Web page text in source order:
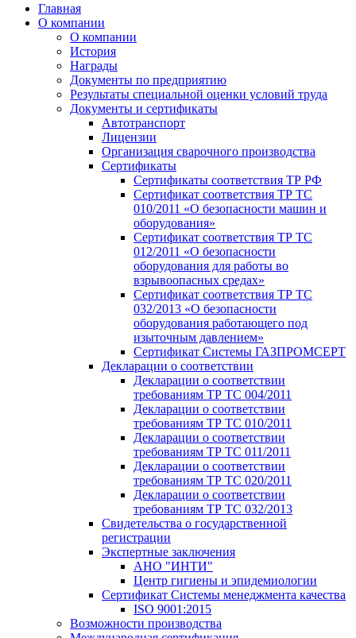
Главная
О компании
О компании
История
Награды
Документы по предприятию
Результаты специальной оценки условий труда
Документы и сертификаты
Автотранспорт
Лицензии
Организация сварочного производства
Cертификаты
Сертификаты соответствия ТР РФ
Сертификат соответствия ТР ТС
010/2011 «О безопасности машин и
оборудования»
Сертификат соответствия ТР ТС
012/2011 «О безопасности
оборудования для работы во
взрывоопасных средах»
Сертификат соответствия ТР ТС
032/2013 «О безопасности
оборудования работающего под
изыточным давлением»
Сертификат Системы ГАЗПРОМСЕРТ
Декларации о соответствии
Декларации о соответствии
требованиям ТР ТС 004/2011
Декларации о соответствии
требованиям ТР ТС 010/2011
Декларации о соответствии
требованиям ТР ТС 011/2011
Декларации о соответствии
требованиям ТР ТС 020/2011
Декларации о соответствии
требованиям ТР ТС 032/2013
Свидетельства о государственной
регистрации
Экспертные заключения
АНО "ИНТИ"
Центр гигиены и эпидемиологии
Сертификат Системы менеджмента качества
ISO 9001:2015
Возможности производства